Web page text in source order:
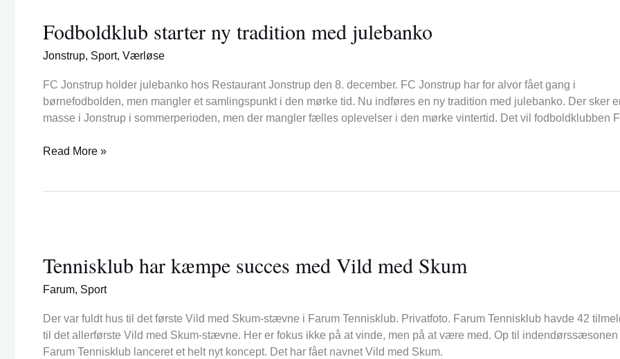
Fodboldklub starter ny tradition med julebanko
Jonstrup, Sport, Værløse
FC Jonstrup holder julebanko hos Restaurant Jonstrup den 8. december. FC Jonstrup har for alvor fået gang i
børnefodbolden, men mangler et samlingspunkt i den mørke tid. Nu indføres en ny tradition med julebanko. Der sker
masse i Jonstrup i sommerperioden, men der mangler fælles oplevelser i den mørke vintertid. Det vil fodboldklubben
ny
tradition
med
Read More »
Tennisklub har kæmpe succes med Vild med Skum
Farum, Sport
Der var fuldt hus til det første Vild med Skum-stævne i Farum Tennisklub. Privatfoto. Farum Tennisklub havde 42
til det allerførste Vild med Skum-stævne. Her er fokus ikke på at vinde, men på at være med. Op til indendørssæsonen
Farum Tennisklub lanceret et helt nyt koncept. Det har fået navnet Vild med Skum.
kæmpe
succes
med
med
Skum